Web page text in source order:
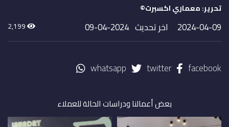
تحرير: معماري اكسبرت©
2024-04-09 اخر تحديث 2024-04-09
facebook
twitter
whatsapp
بعض أعمالنا ودراسات الحالة للعملاء